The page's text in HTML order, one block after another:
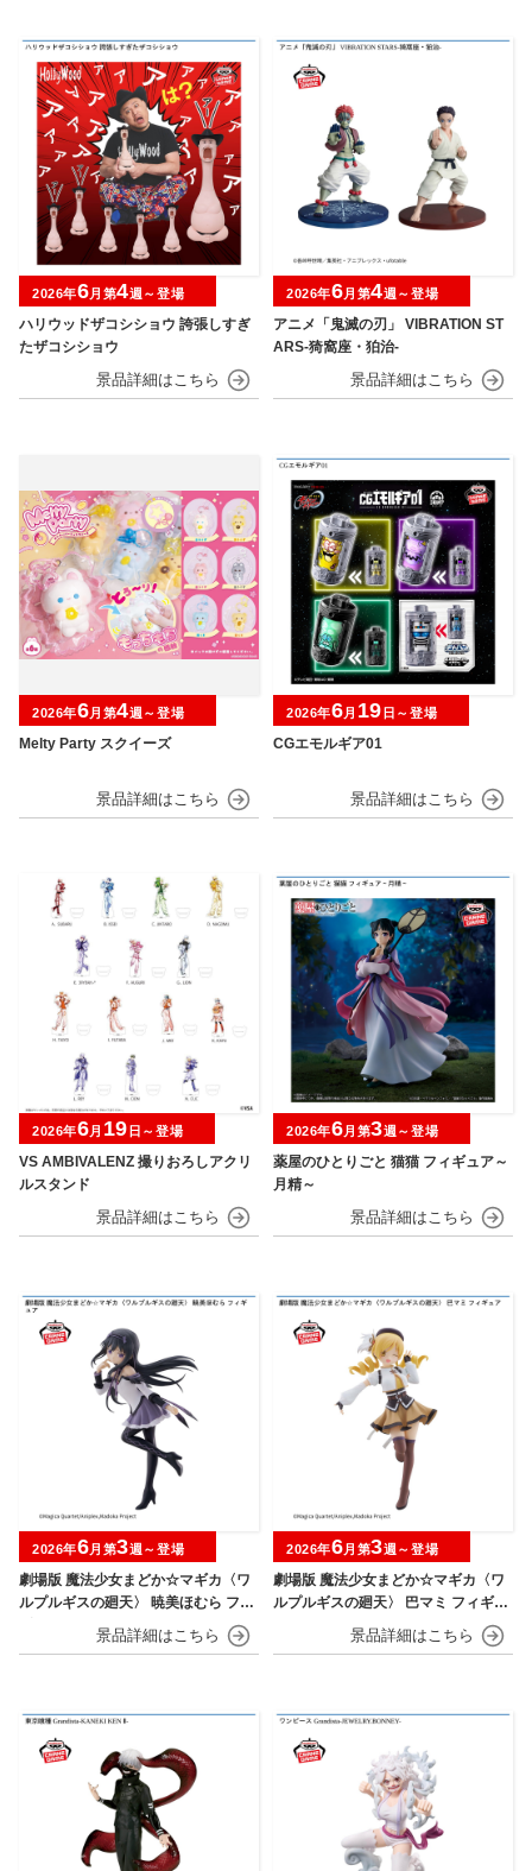
ハリウッドザコシショウ 誇張しすぎ
たザコシショウ
2026年6月第4週～登場
アニメ「鬼滅の刃」 VIBRATION ST
ARS-猗窩座・狛治-
2026年6月第4週～登場
Melty Party スクイーズ
2026年6月第4週～登場
CGエモルギア01
2026年6月 19 日～登場
VS AMBIVALENZ 撮りおろしアクリ
ルスタンド
2026年6月 19 日～登場
薬屋のひとりごと 猫猫 フィギュア～
月精～
2026年6月第3週～登場
劇場版 魔法少女まどか☆マギカ〈ワ
ルプルギスの廻天〉 暁美ほむら フィ
2026年6月第3週～登場
劇場版 魔法少女まどか☆マギカ〈ワ
ルプルギスの廻天〉 巴マミ フィギュ
2026年6月第3週～登場